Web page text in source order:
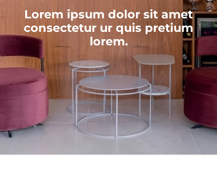
Lorem ipsum dolor sit amet
consectetur ur quis pretium
lorem.